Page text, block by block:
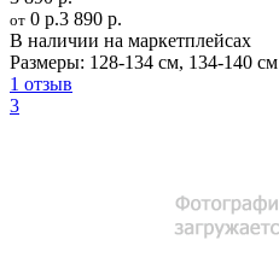
от 0 р.3 890 р.
В наличии на маркетплейсах
Размеры: 128-134 см, 134-140 см
1 отзыв
3